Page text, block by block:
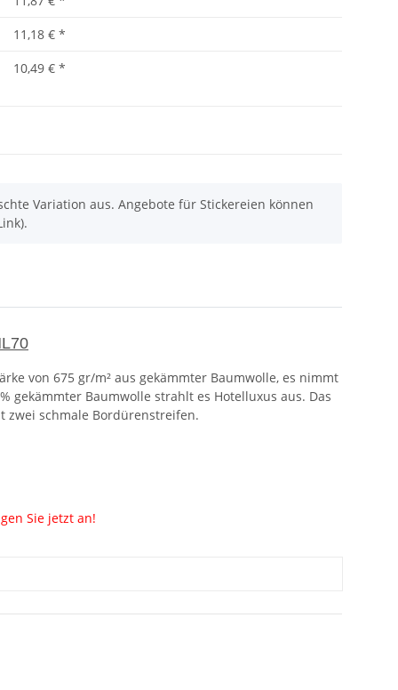
11,18 € *
10,49 € *
Variation aus. Angebote für Stickereien können
von 675 gr/m² aus gekämmter Baumwolle, es nimmt
gekämmter Baumwolle strahlt es Hotelluxus aus. Das
zwei schmale Bordürenstreifen.
Sie jetzt an!